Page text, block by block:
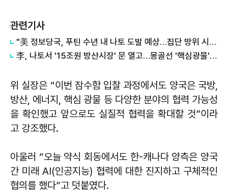
관련기사
"美 정보당국, 푸틴 수년 내 나토 도발 예상…집단 방위 시험 목적"
李, 나토서 '15조원 방산시장' 문 열고…몽골선 '핵심광물' 협력 이끌어냈다
위 실장은 “이번 잠수함 입찰 과정에서도 양국은 국방,
방산, 에너지, 핵심 광물 등 다양한 분야의 협력 가능성
을 확인했고 앞으로도 실질적 협력을 확대할 것”이라
고 강조했다.
아울러 “오늘 약식 회동에서도 한-캐나다 양측은 양국
간 미래 AI(인공지능) 협력에 대한 진지하고 구체적인
협의를 했다”고 덧붙였다.